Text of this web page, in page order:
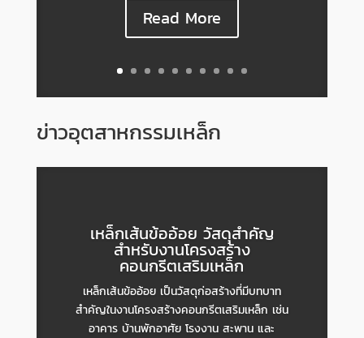
Read More
ข่าวอุตสาหกรรมเหล็ก
เหล็กเส้นข้ออ้อย วัสดุสำคัญ
สำหรับงานโครงสร้าง
คอนกรีตเสริมเหล็ก
เหล็กเส้นข้ออ้อย เป็นวัสดุก่อสร้างที่มีบทบาท
สำคัญในงานโครงสร้างคอนกรีตเสริมเหล็ก เช่น
อาคาร บ้านพักอาศัย โรงงาน สะพาน และ